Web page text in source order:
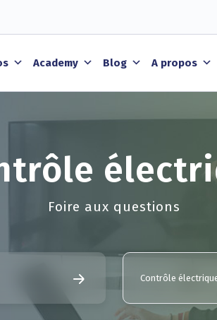
Academy Blog A propos
Foire aux questions
Contrôle